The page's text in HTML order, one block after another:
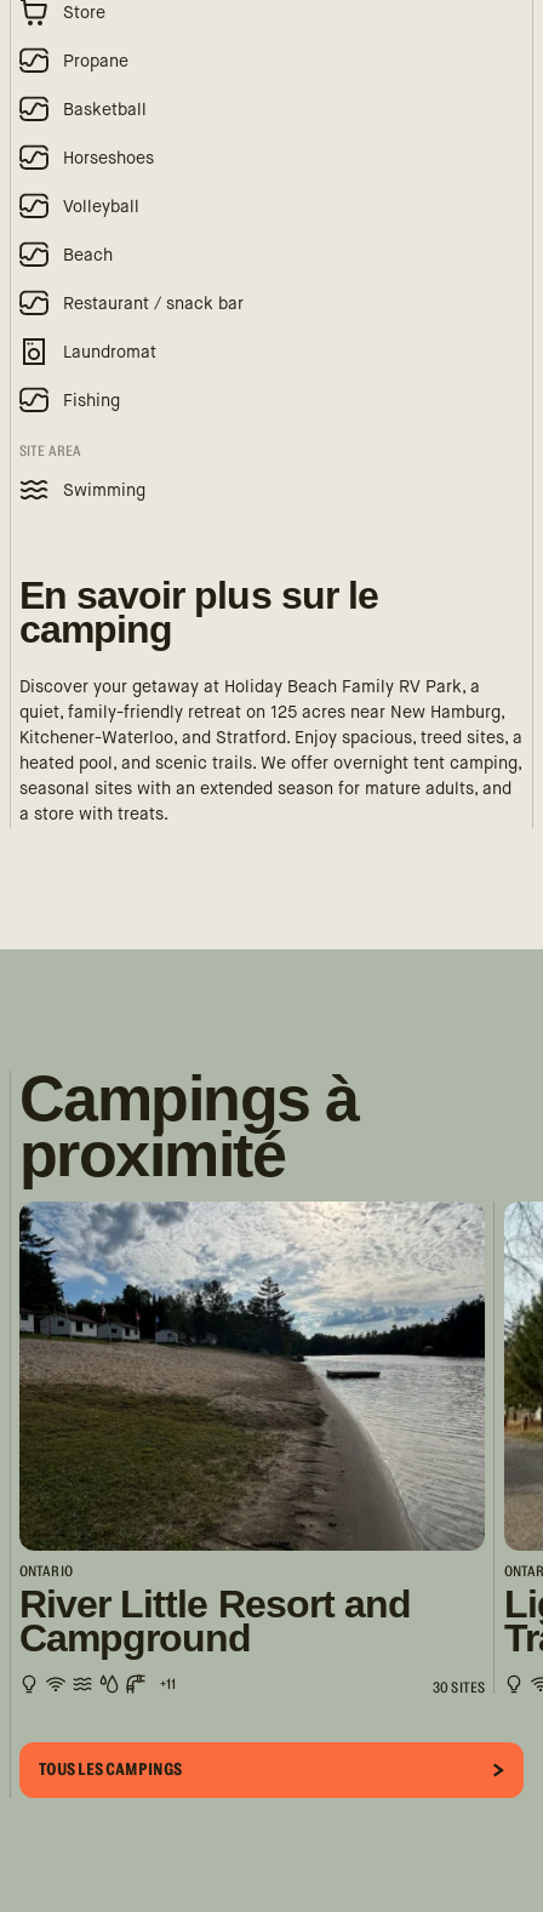
Store
Propane
Basketball
Horseshoes
Volleyball
Beach
Restaurant / snack bar
Laundromat
Fishing
SITE AREA
Swimming
En savoir plus sur le
camping
Discover your getaway at Holiday Beach Family RV Park, a
quiet, family-friendly retreat on 125 acres near New Hamburg,
Kitchener-Waterloo, and Stratford. Enjoy spacious, treed sites, a
heated pool, and scenic trails. We offer overnight tent camping,
seasonal sites with an extended season for mature adults, and
a store with treats.
Campings à
proximité
ONTARIO
River Little Resort and
Campground
+11 30 SITES
TOUS LES CAMPINGS